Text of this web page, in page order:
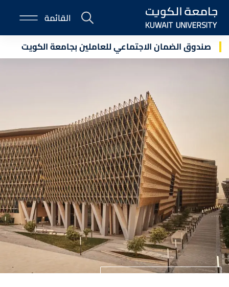
Skip
main
content
E-
Portal
القائمة
صندوق الضمان الاجتماعي للعاملين بجامعة الكويت